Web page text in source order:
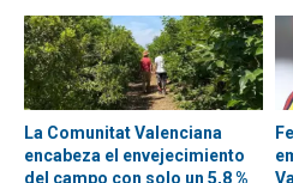
La Comunitat Valenciana
encabeza el envejecimiento
del campo con solo un 5,8 %